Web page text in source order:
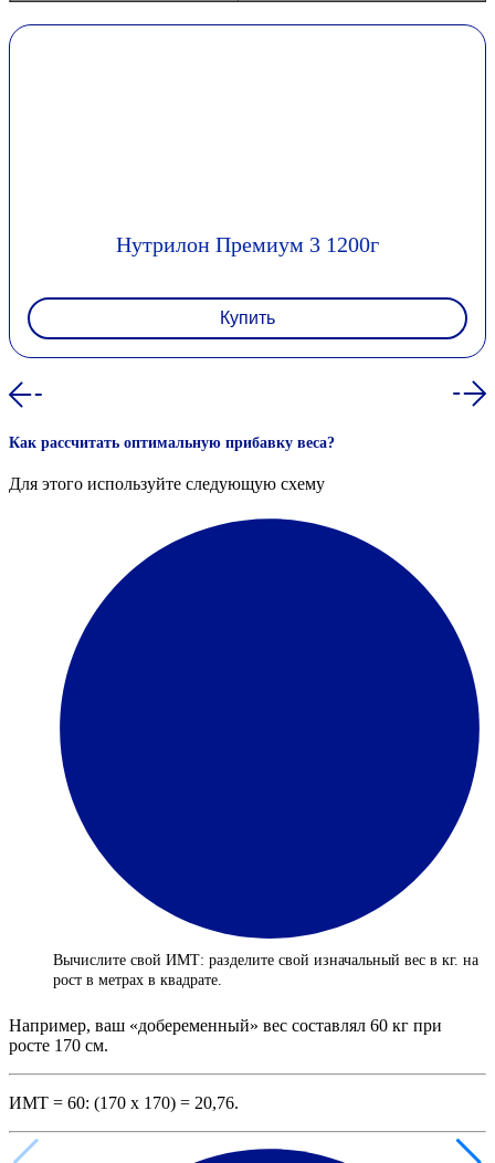
Нутрилон Премиум 3 1200г
Купить
Как рассчитать оптимальную прибавку веса?
Для этого используйте следующую схему
Вычислите свой ИМТ: разделите свой изначальный вес в кг. на
рост в метрах в квадрате.
Например, ваш «добеременный» вес составлял 60 кг при
росте 170 см.
ИМТ = 60: (170 х 170) = 20,76.